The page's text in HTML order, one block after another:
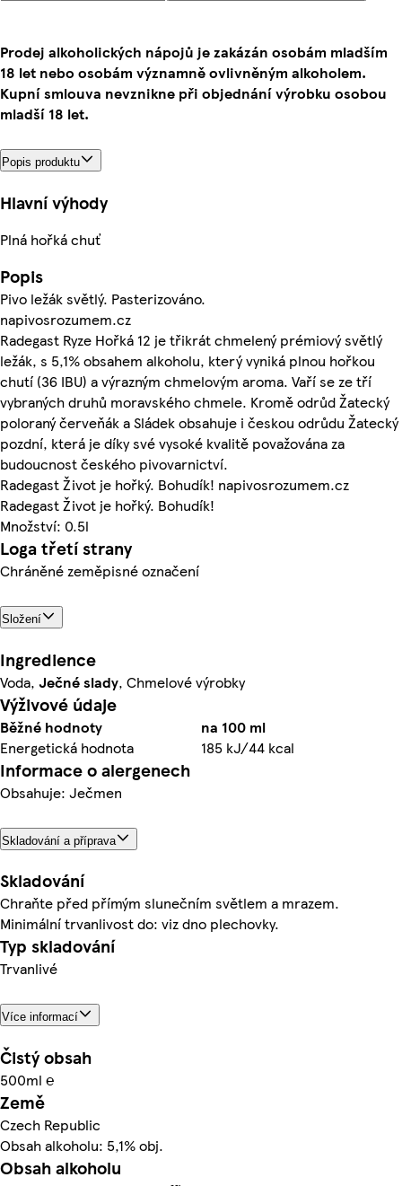
Prodej alkoholických nápojů je zakázán osobám mladším
18 let nebo osobám významně ovlivněným alkoholem.
Kupní smlouva nevznikne při objednání výrobku osobou
mladší 18 let.
Popis produktu
Hlavní výhody
Plná hořká chuť
Popis
Pivo ležák světlý. Pasterizováno.
napivosrozumem.cz
Radegast Ryze Hořká 12 je třikrát chmelený prémiový světlý
ležák, s 5,1% obsahem alkoholu, který vyniká plnou hořkou
chutí (36 IBU) a výrazným chmelovým aroma. Vaří se ze tří
vybraných druhů moravského chmele. Kromě odrůd Žatecký
poloraný červeňák a Sládek obsahuje i českou odrůdu Žatecký
pozdní, která je díky své vysoké kvalitě považována za
budoucnost českého pivovarnictví.
Radegast Život je hořký. Bohudík! napivosrozumem.cz
Radegast Život je hořký. Bohudík!
Množství: 0.5l
Loga třetí strany
Chráněné zeměpisné označení
Složení
Ingredience
Voda, Ječnéslady, Chmelové výrobky
Výživové údaje
Běžné hodnoty
na 100 ml
Energetická hodnota
185 kJ/44 kcal
Informace o alergenech
Obsahuje: Ječmen
Skladování a příprava
Skladování
Chraňte před přímým slunečním světlem a mrazem.
Minimální trvanlivost do: viz dno plechovky.
Typ skladování
Trvanlivé
Více informací
Čistý obsah
500ml ℮
Země
Czech Republic
Obsah alkoholu: 5,1% obj.
Obsah alkoholu